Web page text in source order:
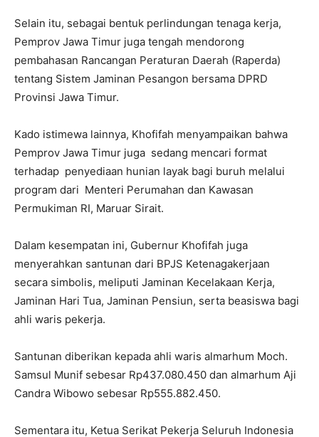
Selain itu, sebagai bentuk perlindungan tenaga kerja,
Pemprov Jawa Timur juga tengah mendorong
pembahasan Rancangan Peraturan Daerah (Raperda)
tentang Sistem Jaminan Pesangon bersama DPRD
Provinsi Jawa Timur.
Kado istimewa lainnya, Khofifah menyampaikan bahwa
Pemprov Jawa Timur juga sedang mencari format
terhadap penyediaan hunian layak bagi buruh melalui
program dari Menteri Perumahan dan Kawasan
Permukiman RI, Maruar Sirait.
Dalam kesempatan ini, Gubernur Khofifah juga
menyerahkan santunan dari BPJS Ketenagakerjaan
secara simbolis, meliputi Jaminan Kecelakaan Kerja,
Jaminan Hari Tua, Jaminan Pensiun, serta beasiswa bagi
ahli waris pekerja.
Santunan diberikan kepada ahli waris almarhum Moch.
Samsul Munif sebesar Rp437.080.450 dan almarhum Aji
Candra Wibowo sebesar Rp555.882.450.
Sementara itu, Ketua Serikat Pekerja Seluruh Indonesia